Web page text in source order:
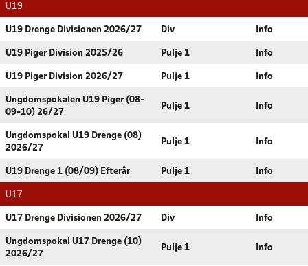
U19
U19 Drenge Divisionen 2026/27 Div Info
U19 Piger Division 2025/26 Pulje 1 Info
U19 Piger Division 2026/27 Pulje 1 Info
Ungdomspokalen U19 Piger (08-
09-10) 26/27
Pulje 1 Info
Ungdomspokal U19 Drenge (08)
2026/27
Pulje 1 Info
U19 Drenge 1 (08/09) Efterår Pulje 1 Info
U17
U17 Drenge Divisionen 2026/27 Div Info
Ungdomspokal U17 Drenge (10)
2026/27
Pulje 1 Info